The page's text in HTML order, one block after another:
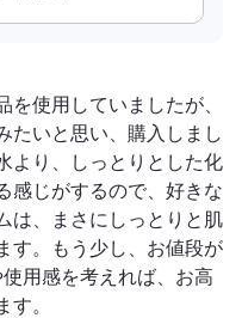
を使用していましたが、
たいと思い、購入しまし
より、しっとりとした化
感じがするので、好きな
は、まさにしっとりと肌
す。もう少し、お値段が
用感を考えれば、お高
す。